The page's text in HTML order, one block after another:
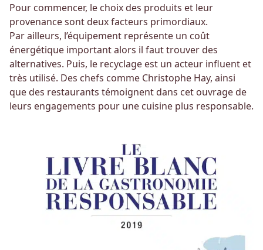
Pour commencer, le choix des produits et leur
provenance sont deux facteurs primordiaux.
Par ailleurs, l’équipement représente un coût
énergétique important alors il faut trouver des
alternatives. Puis, le recyclage est un acteur influent et
très utilisé. Des chefs comme Christophe Hay, ainsi
que des restaurants témoignent dans cet ouvrage de
leurs engagements pour une cuisine plus responsable.